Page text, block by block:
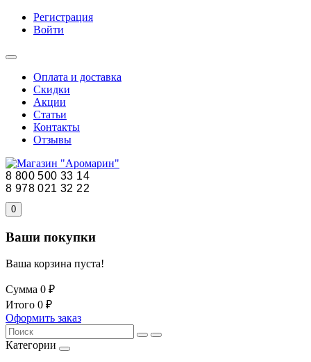
Регистрация
Войти
Оплата и доставка
Скидки
Акции
Статьи
Контакты
Отзывы
8 800 500 33 14
8 978 021 32 22
0
Ваши покупки
Ваша корзина пуста!
Сумма 0 ₽
Итого 0 ₽
Оформить заказ
Категории